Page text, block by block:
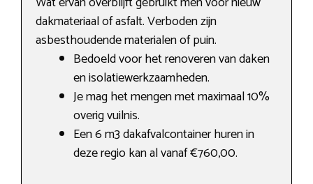
dakmateriaal of asfalt. Verboden zijn
asbesthoudende materialen of puin.
Bedoeld voor het renoveren van daken
en isolatiewerkzaamheden.
Je mag het mengen met maximaal 10%
overig vuilnis.
Een 6 m3 dakafvalcontainer huren in
deze regio kan al vanaf €760,00.